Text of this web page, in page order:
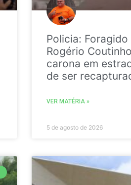
Policia:
Rogério
carona em
de ser
VER MATÉRIA »
5 de agosto de 2026